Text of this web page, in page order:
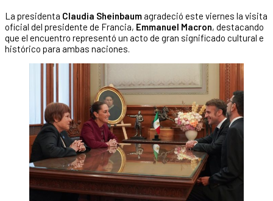
La presidenta Claudia Sheinbaum agradeció este viernes la visita
oficial del presidente de Francia, Emmanuel Macron, destacando
que el encuentro representó un acto de gran significado cultural e
histórico para ambas naciones.